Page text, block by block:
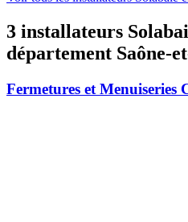
3 installateurs
département Saône-
Fermetures et Menuiseries